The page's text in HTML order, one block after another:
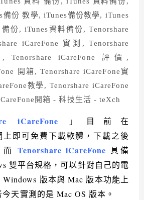
iCareFone 」目前在
上即可免費下載軟體，下載之後
而 Tenorshare iCareFone 具備
雙平台規格，可以針對自己的電
版本與 Mac 版本功能上
天實測的是 Mac OS 版本。